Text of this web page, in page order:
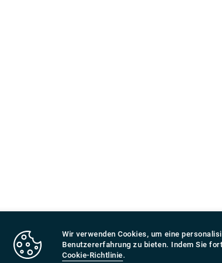
Wir verwenden Cookies, um eine
Benutzererfahrung zu bieten. Indem Sie
Cookie-Richtlinie.